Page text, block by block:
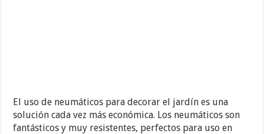
El uso de neumáticos para decorar el jardín es una
solución cada vez más económica. Los neumáticos son
fantásticos y muy resistentes, perfectos para uso en